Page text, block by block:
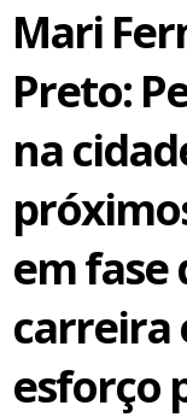
Mari
Preto:
na
em fase
carreira
esforço